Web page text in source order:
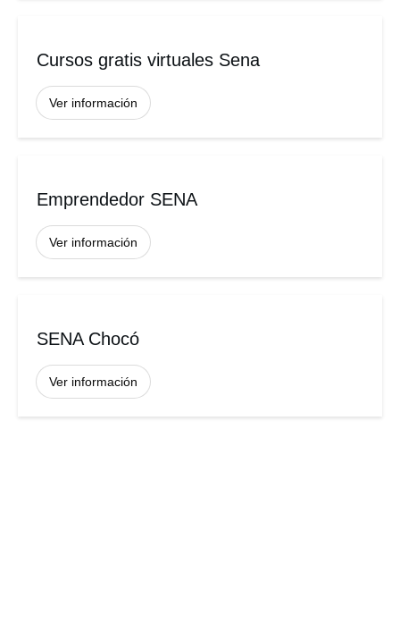
Cursos gratis virtuales Sena
Ver información
Emprendedor SENA
Ver información
SENA Chocó
Ver información